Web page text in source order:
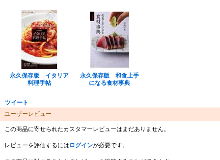
永久保存版 イタリア
料理手帖
永久保存版 和食上手
になる食材事典
ツイート
ユーザーレビュー
この商品に寄せられたカスタマーレビューはまだありません。
レビューを評価するには ログインが必要です。